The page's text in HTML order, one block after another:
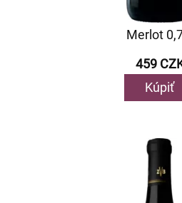
Merlot
459
Kúpiť